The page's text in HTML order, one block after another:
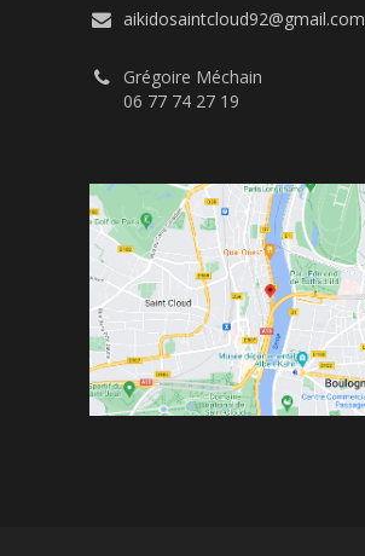
aikidosaintcloud92@gmail.com
Grégoire Méchain
06 77 74 27 19